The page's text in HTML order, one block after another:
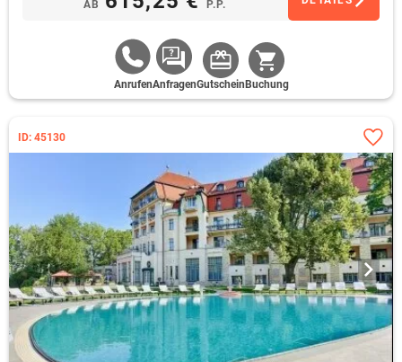
AB P.P.
AnrufenAnfragenGutschein Buchung
ID: 45130